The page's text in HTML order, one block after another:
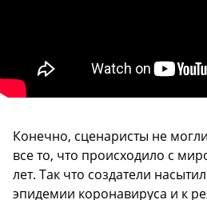
Конечно, сценаристы не
все то, что происходило с
лет. Так что создатели
эпидемии коронавируса и к